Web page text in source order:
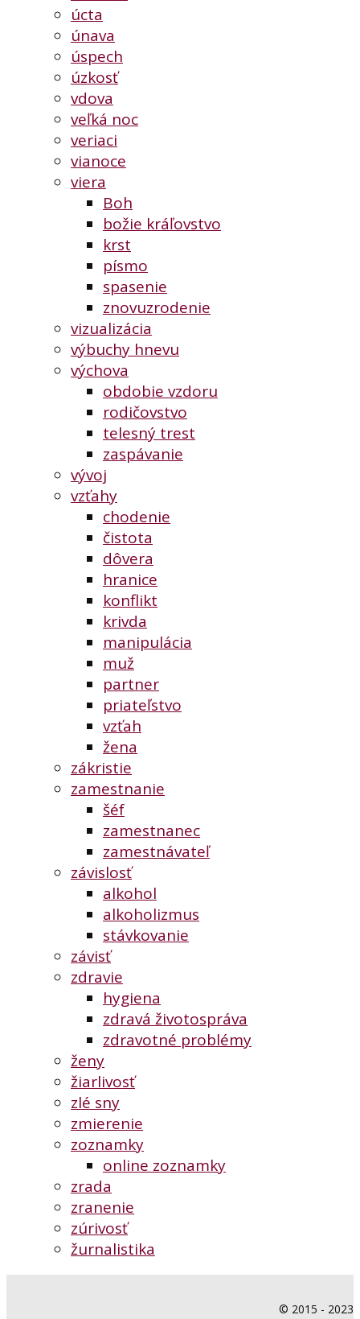
úcta
únava
úspech
úzkosť
vdova
veľká noc
veriaci
vianoce
viera
Boh
božie kráľovstvo
krst
písmo
spasenie
znovuzrodenie
vizualizácia
výbuchy hnevu
výchova
obdobie vzdoru
rodičovstvo
telesný trest
zaspávanie
vývoj
vzťahy
chodenie
čistota
dôvera
hranice
konflikt
krivda
manipulácia
muž
partner
priateľstvo
vzťah
žena
zákristie
zamestnanie
šéf
zamestnanec
zamestnávateľ
závislosť
alkohol
alkoholizmus
stávkovanie
závisť
zdravie
hygiena
zdravá životospráva
zdravotné problémy
ženy
žiarlivosť
zlé sny
zmierenie
zoznamky
online zoznamky
zrada
zranenie
zúrivosť
žurnalistika
© 2015 - 2023